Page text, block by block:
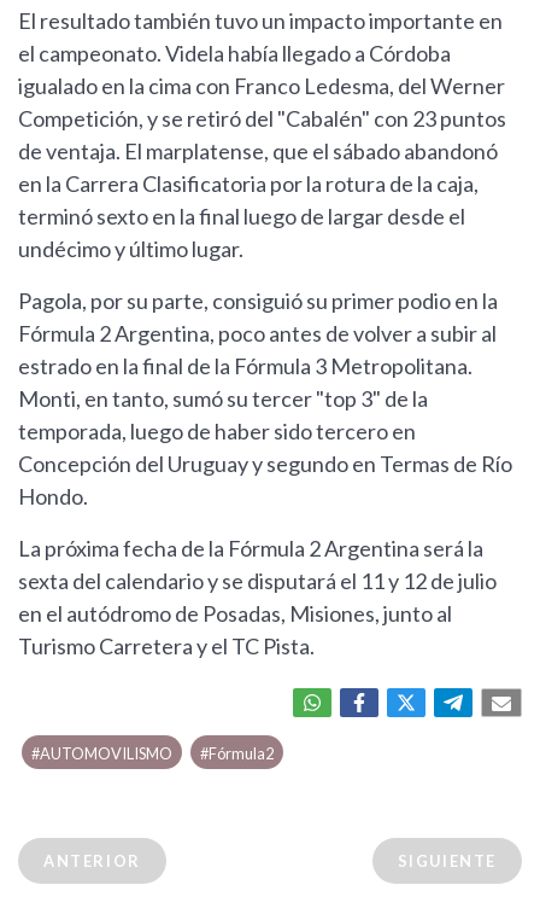
El resultado también tuvo un impacto importante en
el campeonato. Videla había llegado a Córdoba
igualado en la cima con Franco Ledesma, del Werner
Competición, y se retiró del "Cabalén" con 23 puntos
de ventaja. El marplatense, que el sábado abandonó
en la Carrera Clasificatoria por la rotura de la caja,
terminó sexto en la final luego de largar desde el
undécimo y último lugar.
Pagola, por su parte, consiguió su primer podio en la
Fórmula 2 Argentina, poco antes de volver a subir al
estrado en la final de la Fórmula 3 Metropolitana.
Monti, en tanto, sumó su tercer "top 3" de la
temporada, luego de haber sido tercero en
Concepción del Uruguay y segundo en Termas de Río
Hondo.
La próxima fecha de la Fórmula 2 Argentina será la
sexta del calendario y se disputará el 11 y 12 de julio
en el autódromo de Posadas, Misiones, junto al
Turismo Carretera y el TC Pista.
#AUTOMOVILISMO #Fórmula2
ANTERIOR SIGUIENTE